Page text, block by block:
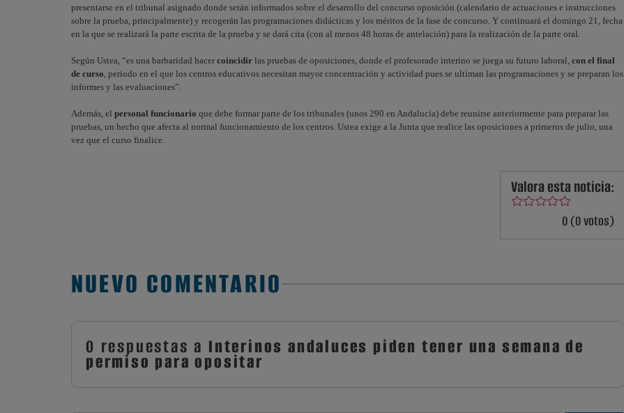
presentarse en el tribunal asignado donde serán informados sobre el desarrollo del concurso oposición (calendario de actuaciones e instrucciones
sobre la prueba, principalmente) y recogerán las programaciones didácticas y los méritos de la fase de concurso. Y continuará el domingo 21, fecha
en la que se realizará la parte escrita de la prueba y se dará cita (con al menos 48 horas de antelación) para la realización de la parte oral.
Según Ustea, “es una barbaridad hacer coincidir las pruebas de oposiciones, donde el profesorado interino se juega su futuro laboral, con el final
de curso, periodo en el que los centros educativos necesitan mayor concentración y actividad pues se ultiman las programaciones y se preparan los
informes y las evaluaciones”.
Además, el personal funcionario que debe formar parte de los tribunales (unos 290 en Andalucía) debe reunirse anteriormente para preparar las
pruebas, un hecho que afecta al normal funcionamiento de los centros. Ustea exige a la Junta que realice las oposiciones a primeros de julio, una
vez que el curso finalice.
Valora esta noticia:
0 (0 votos)
NUEVO COMENTARIO
0 respuestas a Interinos andaluces piden tener una semana de
permiso para opositar